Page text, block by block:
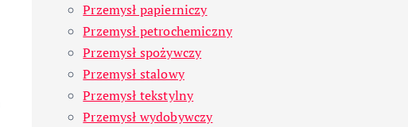
Przemysł papierniczy
Przemysł petrochemiczny
Przemysł spożywczy
Przemysł stalowy
Przemysł tekstylny
Przemysł wydobywczy